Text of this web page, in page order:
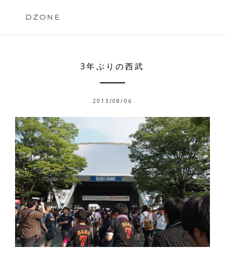
DZONE
3年ぶりの西武
2013/08/06